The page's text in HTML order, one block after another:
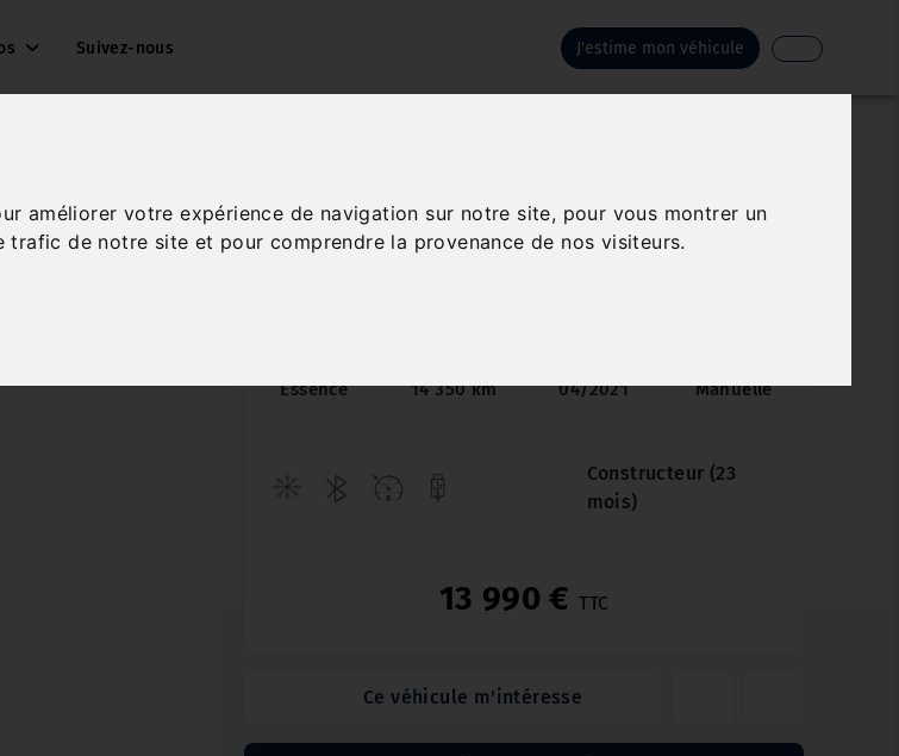
améliorer votre expérience de navigation sur notre site, pour vous montrer un
de notre site et pour comprendre la provenance de nos visiteurs.
Suivez-nous J'estime mon véhicule
PEUGEOT PARTNER
PURETECH 110 S&S STANDARD 1000KG
Essence 14 350 km 04/2021 Manuelle
Constructeur (23
mois)
13 990 €TTC
Ce véhicule m'intéresse